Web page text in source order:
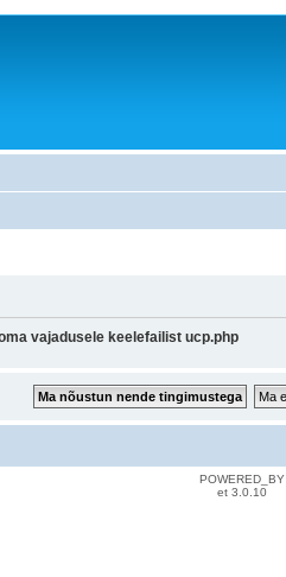
vajadusele keelefailist ucp.php
POWERED_BY
et 3.0.10